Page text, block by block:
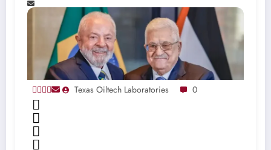
Texas Oiltech Laboratories 0